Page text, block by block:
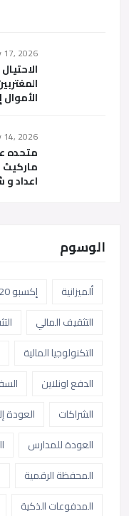
17, 2026
14, 2026
متحدہ
اعداد و
الوسوم
ألميزانية إكسبو 2020
التثقيف المالي
التكنولوجيا المالية
الدفع اونلاين
الشراكات
العودة
العودة للمدارس
المحفظة الرقمية
المدفوعات الذكية